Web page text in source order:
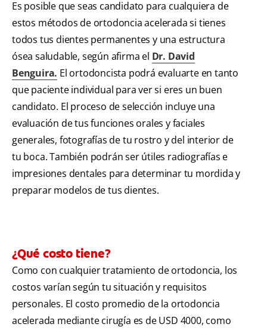
Es posible que seas candidato para cualquiera de
estos métodos de ortodoncia acelerada si tienes
todos tus dientes permanentes y una estructura
ósea saludable, según afirma el Dr. David
Benguira. El ortodoncista podrá evaluarte en tanto
que paciente individual para ver si eres un buen
candidato. El proceso de selección incluye una
evaluación de tus funciones orales y faciales
generales, fotografías de tu rostro y del interior de
tu boca. También podrán ser útiles radiografías e
impresiones dentales para determinar tu mordida y
preparar modelos de tus dientes.
¿Qué costo tiene?
Como con cualquier tratamiento de ortodoncia, los
costos varían según tu situación y requisitos
personales. El costo promedio de la ortodoncia
acelerada mediante cirugía es de USD 4000, como